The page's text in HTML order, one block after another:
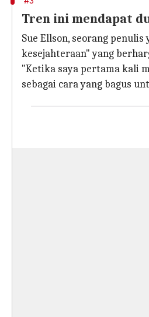
Tren ini mendapat
Sue Ellson, seorang
kesejahteraan" yang
"Ketika saya pertama kali
sebagai cara yang bagus